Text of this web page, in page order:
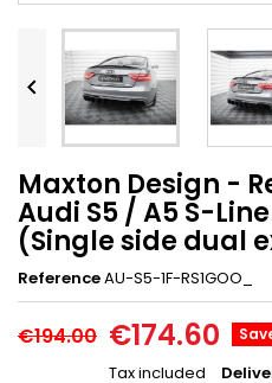

Maxton Design -
Audi S5 / A5 S-
(Single side dual
ReferenceAU-S5-1F-RS1GOO_
€194.00 €174.60
Tax included